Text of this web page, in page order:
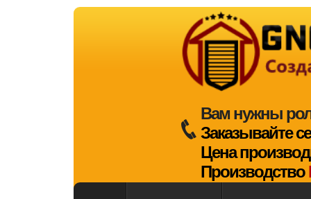
Вам нужны
Заказывайте
Цена
Производство